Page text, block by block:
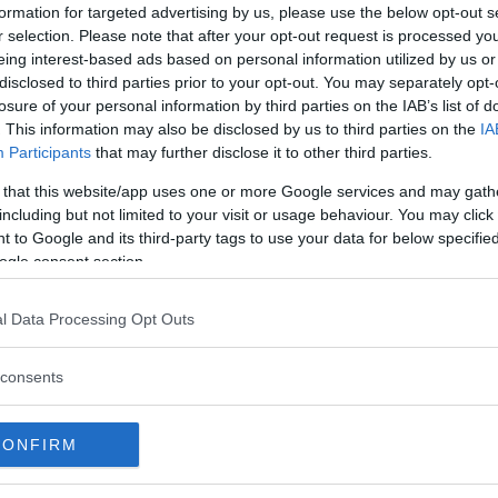
for targeted advertising by us, please use the below opt-out
selection. Please note that after your opt-out request is processed
interest-based ads based on personal information utilized by us
to third parties prior to your opt-out. You may separately
of your personal information by third parties on the IAB’s list of
This information may also be disclosed by us to third parties on the
Participants that may further disclose it to other third parties.
that this website/app uses one or more Google services and may
but not limited to your visit or usage behaviour. You may
to Google and its third-party tags to use your data for below
consent section.
Data Processing Opt Outs
vilket kan skruva till statistiken, men det är
om de lanserats i dag, enligt Ola Willstrand,
Rise.
enligt Ola Willstrand är det viktigt att ta riskerna på
som behöver hanteras på särskilda sätt.
rusning som i värsta fall leder till
vilket gör att det kan börja brinna långt efter att
på rätt sätt. Att plugga in bilen i ett vanligt
absolut inte att rekommendera.